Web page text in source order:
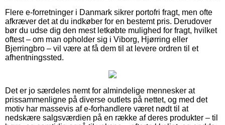
Flere e-forretninger i Danmark sikrer portofri fragt, men ofte
afkræver det at du indkøber for en bestemt pris. Derudover
bør du udse dig den mest letkøbte mulighed for fragt, hvilket
oftest – om man opholder sig i Viborg, Hjørring eller
Bjerringbro – vil være at få dem til at levere ordren til et
afhentningssted.
Det er jo særdeles nemt for almindelige mennesker at
prissammenligne på diverse outlets på nettet, og med det
motiv har massevis af e-forhandlere været nødt til at
nedskære salgsværdien på en række af deres produkter – til